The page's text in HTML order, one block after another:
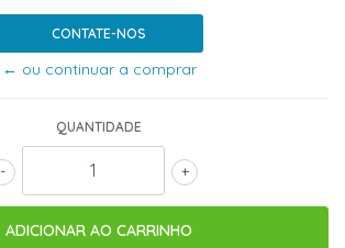
CONTATE-NOS
← ou continuar a comprar
QUANTIDADE
+
-